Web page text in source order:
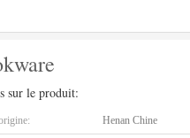
sur le produit:
Henan Chine